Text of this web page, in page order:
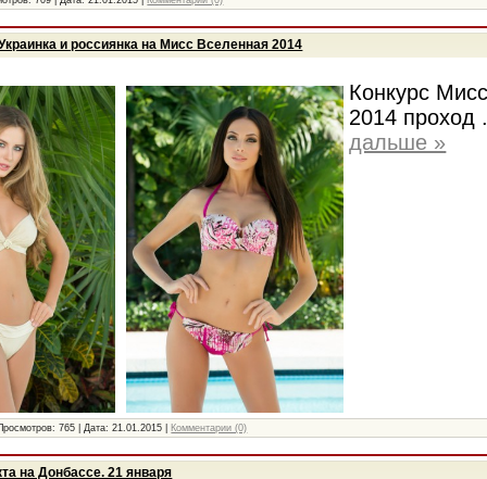
и россиянка на Мисс Вселенная 2014
Конкурс
2014 проход
дальше »
765 Дата: 21.01.2015 Комментарии (0)
на Донбассе. 21 января